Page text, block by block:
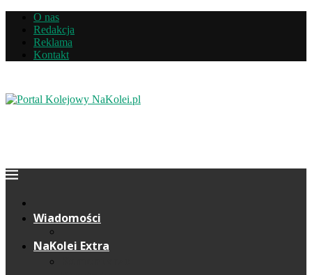
O nas
Redakcja
Reklama
Kontakt
Wiadomości
NaKolei Extra